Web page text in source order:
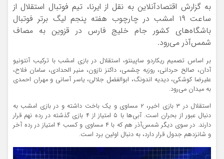
به گزارش اقتصادآنلاین به نقل از ایرنا، تیم فوتبال استقلال از
ساعت ۱۹ امشب در چارچوب هفته پنجم لیگ برتر فوتبال
باشگاه‌های کشور جام خلیج فارس در قزوین به مصاف
شمس‌آذر می‌رود.
بر اساس تصمیم ریکاردو ساپینتو، استقلال در بازی امشب با ترکیب آنتونیو
آدان، صالح حردانی، روزبه چشمی، داکنز نازون، منیر الحدادی، سامان فلاح،
علیرضا کوشکی، دیدیه اندونگ، ابوالفضل جلالی، یاسر آسانی و مهران احمدی
به میدان می‌رود.
استقلال در ۳ بازی اخیر، ۲ مساوی و یک باخت داشته و در بازی امشب به
دنبال عبور از بحران است. آبی‌ها با ۵ امتیاز از ۴ بازی گذشته در رده نهم قرار
دارند. در سوی دیگر شمس‌آذر هم که با ۴ مساوی و کسب ۴ امتیاز در رده آخر
و شانزدهم جدول قرار دارد، به دنبال اولین برد است.